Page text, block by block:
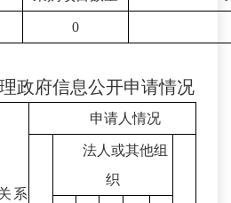
0
政府信息公开申请情况
系
申请人情况
法人或其他组
织